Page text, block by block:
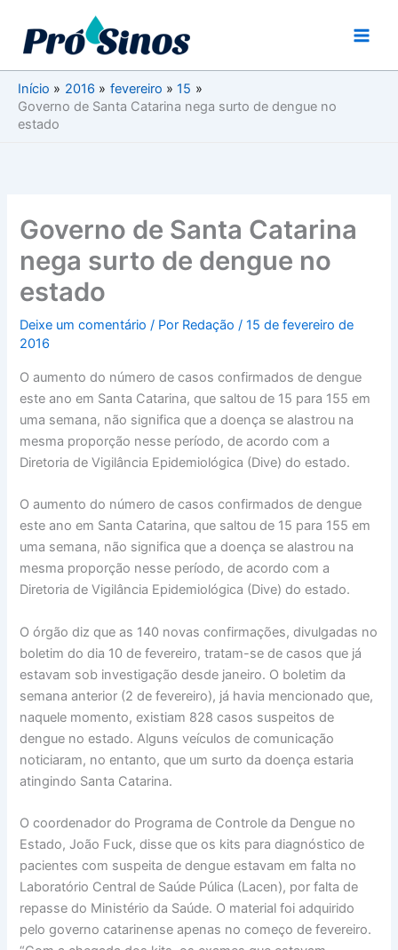
conteúdo
Início
2016 fevereiro
15
Governo de Santa Catarina nega surto de dengue no
estado
Governo de Santa Catarina
nega surto de dengue no
estado
Deixe um comentário / Por Redação/15 de fevereiro de
2016
O aumento do número de casos confirmados de dengue
este ano em Santa Catarina, que saltou de 15 para 155 em
uma semana, não significa que a doença se alastrou na
mesma proporção nesse período, de acordo com a
Diretoria de Vigilância Epidemiológica (Dive) do estado.
O aumento do número de casos confirmados de dengue
este ano em Santa Catarina, que saltou de 15 para 155 em
uma semana, não significa que a doença se alastrou na
mesma proporção nesse período, de acordo com a
Diretoria de Vigilância Epidemiológica (Dive) do estado.
O órgão diz que as 140 novas confirmações, divulgadas no
boletim do dia 10 de fevereiro, tratam-se de casos que já
estavam sob investigação desde janeiro. O boletim da
semana anterior (2 de fevereiro), já havia mencionado que,
naquele momento, existiam 828 casos suspeitos de
dengue no estado. Alguns veículos de comunicação
noticiaram, no entanto, que um surto da doença estaria
atingindo Santa Catarina.
O coordenador do Programa de Controle da Dengue no
Estado, João Fuck, disse que os kits para diagnóstico de
pacientes com suspeita de dengue estavam em falta no
Laboratório Central de Saúde Púlica (Lacen), por falta de
repasse do Ministério da Saúde. O material foi adquirido
pelo governo catarinense apenas no começo de fevereiro.